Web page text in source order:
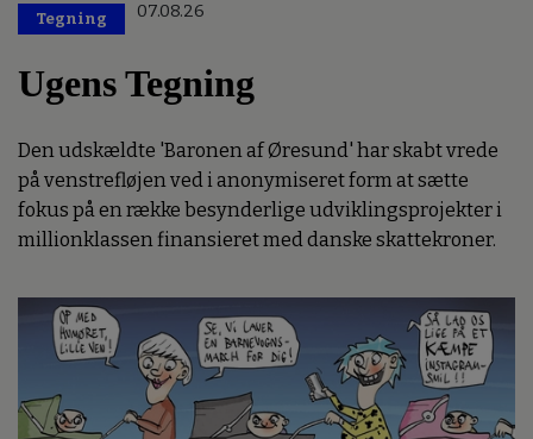
Tegning 07.08.26
Ugens Tegning
Den udskældte 'Baronen af Øresund' har skabt vrede
på venstrefløjen ved i anonymiseret form at sætte
fokus på en række besynderlige udviklingsprojekter i
millionklassen finansieret med danske skattekroner.